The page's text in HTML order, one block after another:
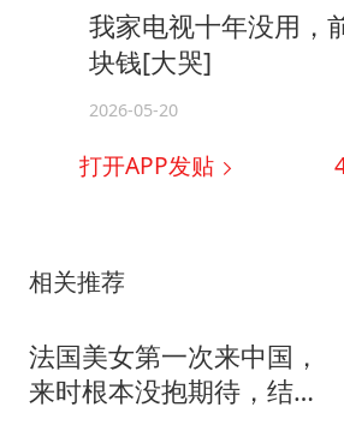
我家电视十年没用，
块钱[大哭]
2026-05-20
打开APP发贴
相关推荐
法国美女第一次来中国，
来时根本没抱期待，结果